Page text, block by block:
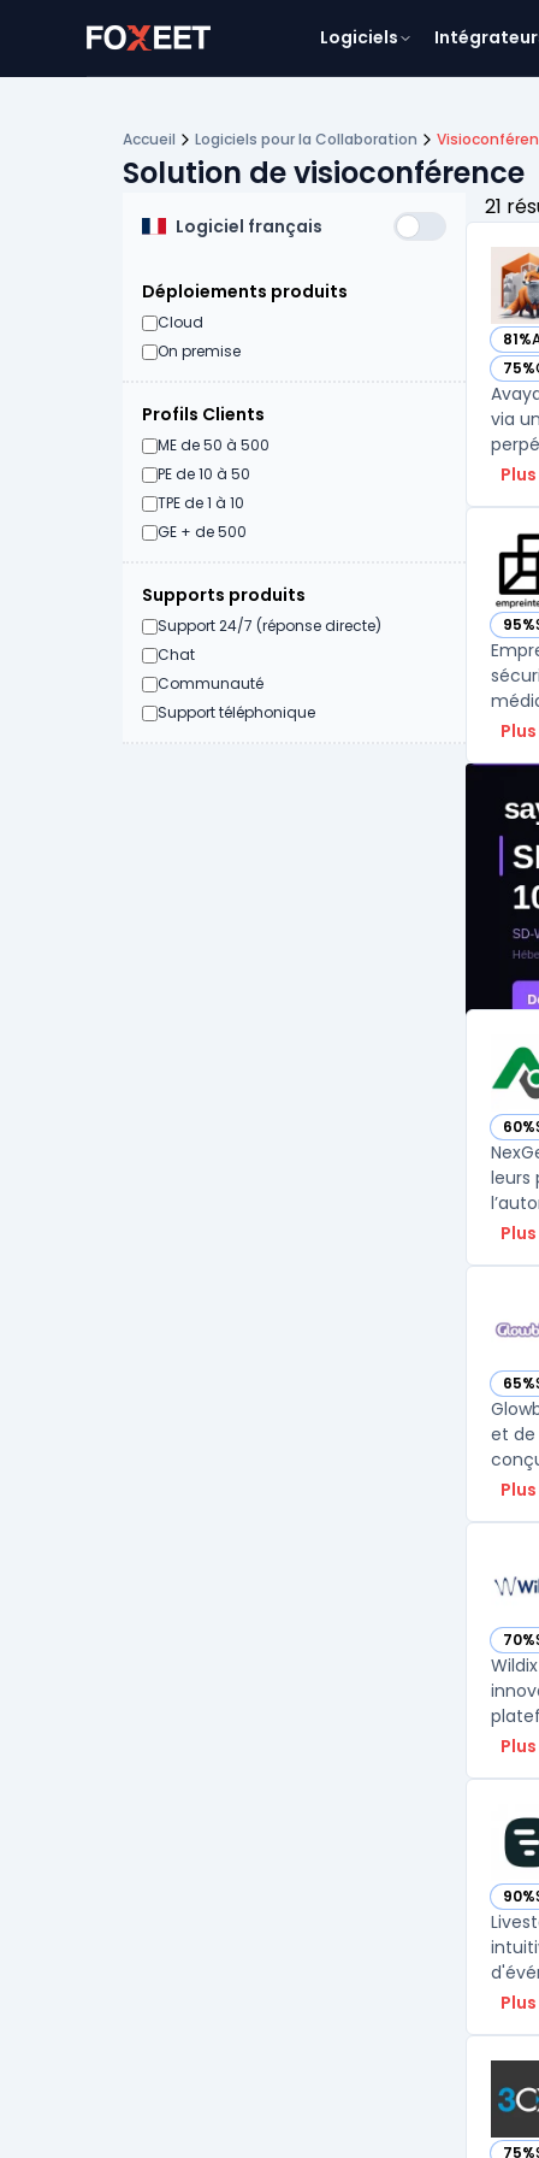
Logiciels
Accueil Logiciels pour la Collaboration
Solution de visioconférence
Logiciel français
Déploiements produits
Cloud
On premise
Profils Clients
ME de 50 à 500
PE de 10 à 50
TPE de 1 à 10
GE + de 500
Supports produits
Support 24/7 (réponse directe)
Chat
Communauté
Support téléphonique
21
81%
—
75%
—
via
95%
—
60%
—
leurs
65%
—
et de
70%
—
90%
—
75%